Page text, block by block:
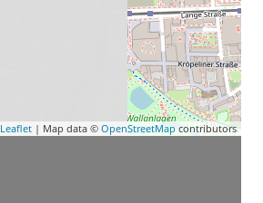
Leaflet | Map data © OpenStreetMap contributors